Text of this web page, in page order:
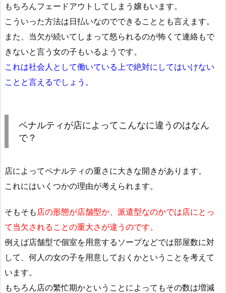
もちろんフェードアウトしてしまう嬢もいます。
こういった方法は日払いなのでできることとも言えます。
また、当欠が続いてしまって怒られるのが怖くて連絡もで
きないと言う女の子もいるようです。
これは社会人として働いている上で絶対にしてはいけない
ことと言えるでしょう。
ペナルティが店によってこんなに違うのはなん
で？
店によってペナルティの重さに大きな開きがあります。
これにはいくつかの理由が考えられます。
そもそも 店の形態が店舗型か、派遣型なのかでは店にとっ
て当欠されることの重大さが違うのです。
例えば店舗型で個室を用意するソープなどでは部屋数に対
して、何人の女の子を用意しておくかということを考えて
います。
もちろん店の繁忙期かということによってもその数は増減